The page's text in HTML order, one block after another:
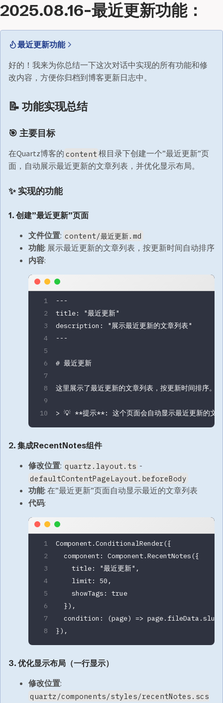
2025.08.16-最近更新功能：
最近更新功能
好的！我来为你总结一下这次对话中实现的所有功能和修
改内容，方便你归档到博客更新日志中。
📝 功能实现总结
🎯 主要目标
在Quartz博客的 content 根目录下创建一个”最近更新”页
面，自动展示最近更新的文章列表，并优化显示布局。
✨ 实现的功能
1. 创建”最近更新”页面
文件位置: content/最近更新.md
功能: 展示最近更新的文章列表，按更新时间自动排序
内容:
---
title:
"最近更新"
description :
"展示最近更新的文章列表"
---
# 最近更新
这里展示了最近更新的文章列表，按更新时间排序。
> 💡 **提示**: 这个页面会自动显示最近更新的文
2. 集成RecentNotes组件
修改位置: quartz.layout.ts -
defaultContentPageLayout.beforeBody
功能: 在”最近更新”页面自动显示最近的文章列表
代码:
Component.ConditionalRender({
  component: Component.
RecentNotes ({
    title:
"最近更新" ,
    limit:
50 ,
    showTags:
true
  }),
  condition
: (page) => page.fileData.slug
}),
3. 优化显示布局（一行显示）
修改位置:
quartz/components/styles/recentNotes.scs